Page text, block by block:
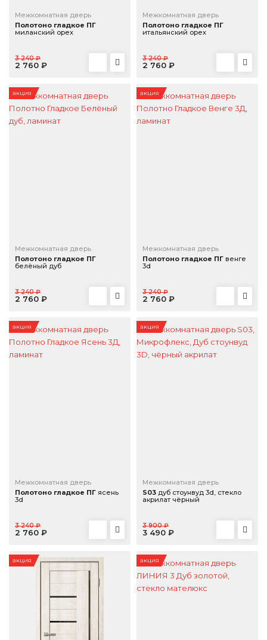
Венге
Скрытые
Со скидкой
Недорогие
С терморазрывом
Защёлки и задвижки
Замки и защёлки под ключевой цилиндр
ПОГОНАЖ
Наличники
Дверные стойки
Межкомнатная дверь
Полотоно гладкое ПГ
миланский орех
2 760 ₽
3 240 ₽
Межкомнатная дверь
Полотоно гладкое ПГ
итальянский орех
2 760 ₽
3 240 ₽
акция
Межкомнатная дверь
Полотоно гладкое ПГ
белёный дуб
2 760 ₽
3 240 ₽
акция
Межкомнатная дверь
Полотоно гладкое ПГ венге
3d
2 760 ₽
3 240 ₽
акция
Межкомнатная дверь
Полотоно гладкое ПГ ясень
3d
2 760 ₽
3 240 ₽
акция
Межкомнатная дверь
S03 дуб стоунвуд 3d, стекло
акрилат чёрный
3 490 ₽
3 900 ₽
акция акция